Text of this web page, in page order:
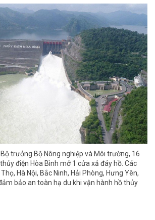
trưởng Bộ Nông nghiệp và Môi trường, 16
điện Hòa Bình mở 1 cửa xả đáy hồ. Các
Hà Nội, Bắc Ninh, Hải Phòng, Hưng Yên,
bảo an toàn hạ du khi vận hành hồ thủy